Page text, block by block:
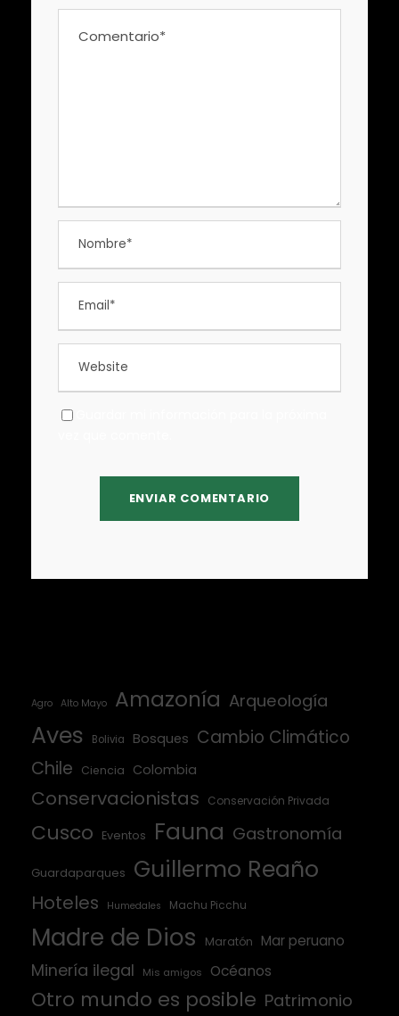
Agro Alto Mayo Amazonía Arqueología
Aves Bolivia Bosques Cambio Climático
Chile
Ciencia Colombia
Conservacionistas Conservación Privada
Cusco Eventos Fauna Gastronomía
Guardaparques Guillermo Reaño
Hoteles Humedales Machu Picchu
Madre de Dios Maratón Mar peruano
Minería ilegal Mis amigos Océanos
Otro mundo es posible Patrimonio